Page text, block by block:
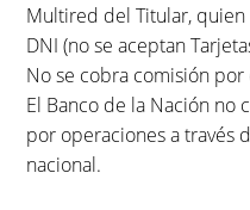
Multired del Titular,
DNI (no se aceptan
No se cobra comisión
El Banco de la Nación no
por operaciones a través
nacional.